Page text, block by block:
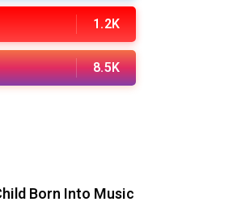
1.2K
8.5K
Born Into Music